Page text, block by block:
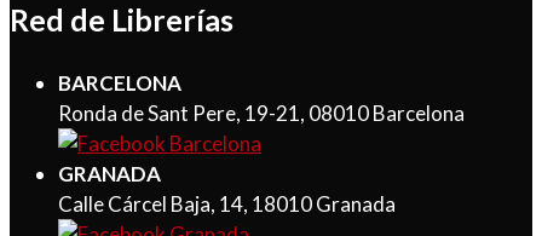
Red de Librerías
BARCELONA
Ronda de Sant Pere, 19-21, 08010 Barcelona
GRANADA
Calle Cárcel Baja, 14, 18010 Granada